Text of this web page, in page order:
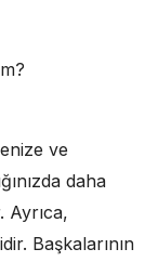
ve
daha
Ayrıca,
Başkalarının